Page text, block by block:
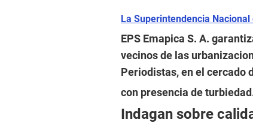
La Superintendencia
EPS Emapica S. A.
vecinos de las
Periodistas, en el cercado
con presencia de
Indagan sobre